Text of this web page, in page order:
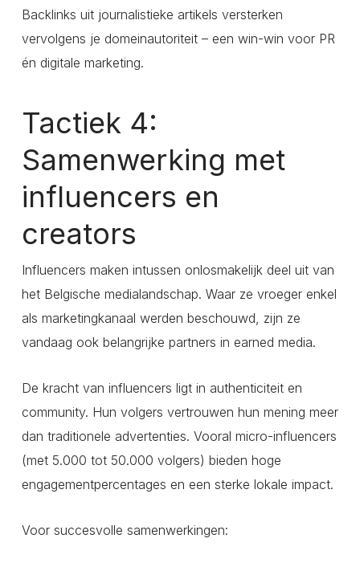
Backlinks uit journalistieke artikels versterken
vervolgens je domeinautoriteit – een win-win voor PR
én digitale marketing.
Tactiek 4:
Samenwerking met
influencers en
creators
Influencers maken intussen onlosmakelijk deel uit van
het Belgische medialandschap. Waar ze vroeger enkel
als marketingkanaal werden beschouwd, zijn ze
vandaag ook belangrijke partners in earned media.
De kracht van influencers ligt in authenticiteit en
community. Hun volgers vertrouwen hun mening meer
dan traditionele advertenties. Vooral micro-influencers
(met 5.000 tot 50.000 volgers) bieden hoge
engagementpercentages en een sterke lokale impact.
Voor succesvolle samenwerkingen: